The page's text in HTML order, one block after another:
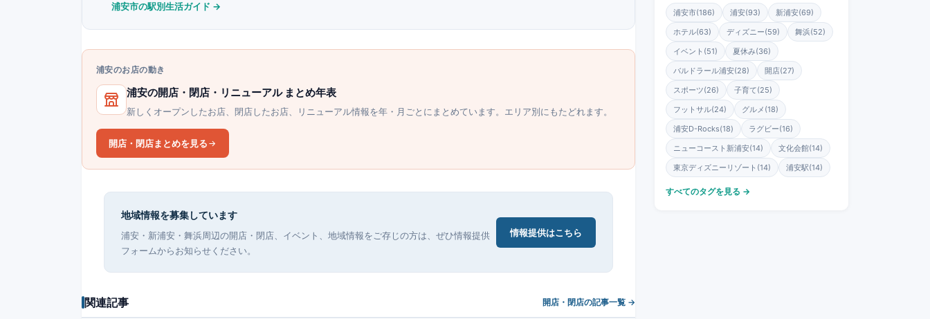
浦安市の駅別生活ガイド →
浦安のお店の動き
浦安の開店・閉店・リニューアル まとめ年表
新しくオープンしたお店、閉店したお店、リニューアル情報を年・月ごとにまとめています。エリア別にもたどれます。
開店・閉店まとめを見る
地域情報を募集しています
浦安・新浦安・舞浜周辺の開店・閉店、イベント、地域情報をご存じの方は、ぜひ情報提供
フォームからお知らせください。
情報提供はこちら
関連記事 開店・閉店の記事一覧 →
浦安市(186) 浦安(93)
新浦安(69)
ホテル(63)
ディズニー(59)
舞浜(52)
イベント(51)
夏休み(36)
バルドラール浦安(28)
開店(27)
スポーツ(26)
子育て(25)
フットサル(24)
グルメ(18)
浦安D-Rocks(18)
ラグビー(16)
ニューコースト新浦安(14)
文化会館(14)
東京ディズニーリゾート(14)
浦安駅(14)
すべてのタグを見る →